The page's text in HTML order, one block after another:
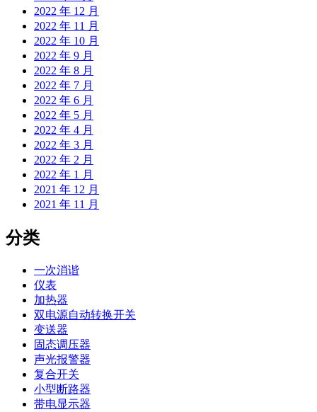
2022 年 12 月
2022 年 11 月
2022 年 10 月
2022 年 9 月
2022 年 8 月
2022 年 7 月
2022 年 6 月
2022 年 5 月
2022 年 4 月
2022 年 3 月
2022 年 2 月
2022 年 1 月
2021 年 12 月
2021 年 11 月
分类
一次消谐
仪表
加热器
双电源自动转换开关
变送器
固态调压器
声光报警器
复合开关
小型断路器
带电显示器